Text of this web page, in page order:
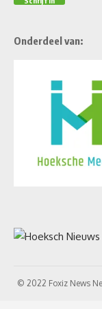
Onderdeel van:
© 2022 Foxiz News